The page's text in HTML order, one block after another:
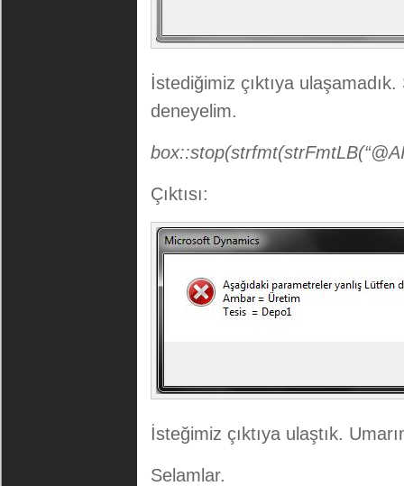
İstediğimiz çıktıya
deneyelim.
Çıktısı:
İsteğimiz çıktıya ulaştık.
Selamlar.